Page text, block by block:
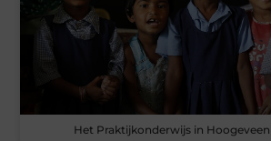
Het Praktijkonderwijs in